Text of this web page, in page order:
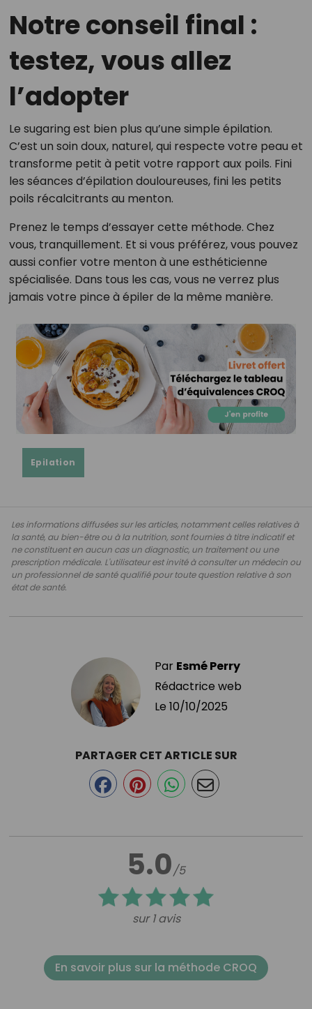
Notre conseil final :
testez, vous allez
l’adopter
Le sugaring est bien plus qu’une simple épilation.
C’est un soin doux, naturel, qui respecte votre peau et
transforme petit à petit votre rapport aux poils. Fini
les séances d’épilation douloureuses, fini les petits
poils récalcitrants au menton.
Prenez le temps d’essayer cette méthode. Chez
vous, tranquillement. Et si vous préférez, vous pouvez
aussi confier votre menton à une esthéticienne
spécialisée. Dans tous les cas, vous ne verrez plus
jamais votre pince à épiler de la même manière.
Epilation
Les informations diffusées sur les articles, notamment celles relatives à
la santé, au bien-être ou à la nutrition, sont fournies à titre indicatif et
ne constituent en aucun cas un diagnostic, un traitement ou une
prescription médicale. L'utilisateur est invité à consulter un médecin ou
un professionnel de santé qualifié pour toute question relative à son
état de santé.
Par Esmé Perry
Rédactrice web
Le 10/10/2025
5.0/5
sur 1 avis
PARTAGER CET ARTICLE SUR
En savoir plus sur la méthode CROQ